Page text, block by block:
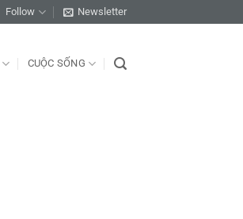
Follow Newsletter
CUỘC SỐNG